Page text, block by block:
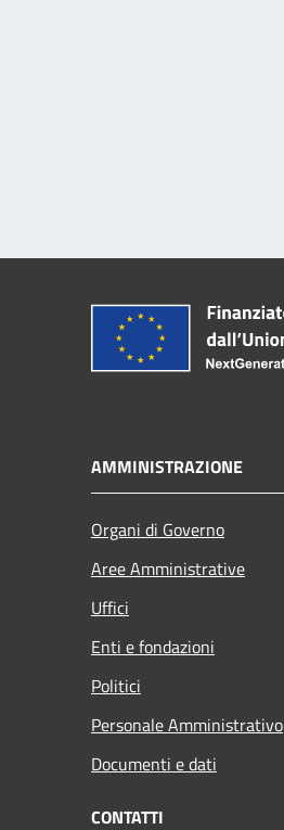
AMMINISTRAZIONE
Organi di Governo
Aree Amministrative
Uffici
Enti e fondazioni
Politici
Personale Amministrativo
Documenti e dati
CONTATTI